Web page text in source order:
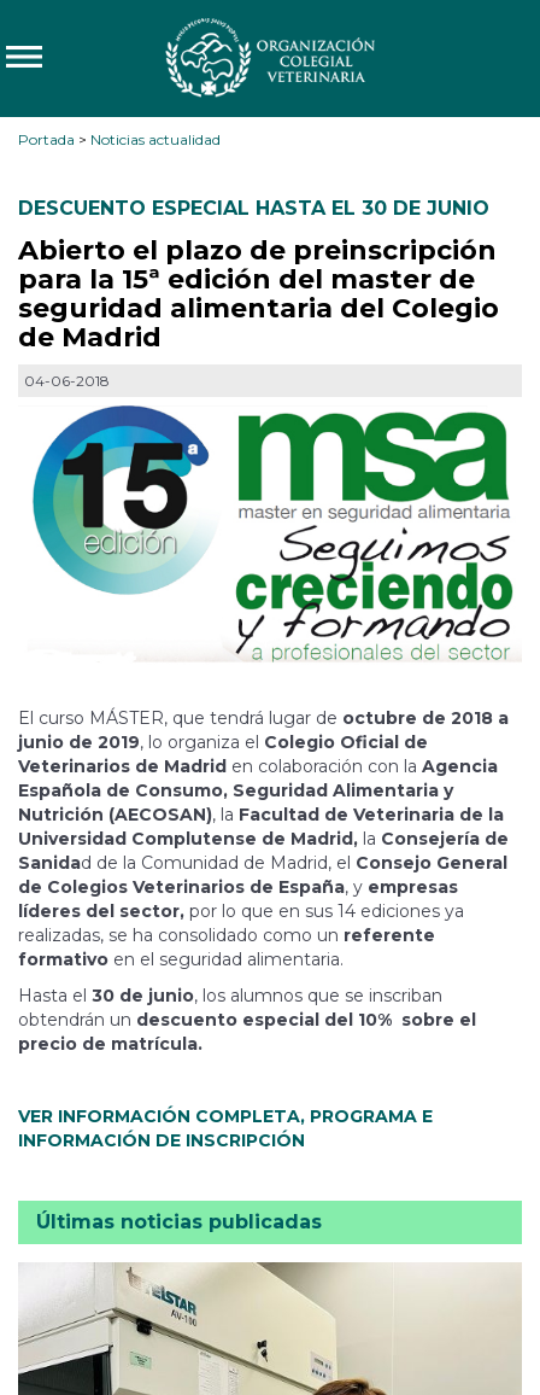
Portada > Noticias actualidad
DESCUENTO ESPECIAL HASTA EL 30 DE JUNIO
Abierto el plazo de preinscripción
para la 15ª edición del master de
seguridad alimentaria del Colegio
de Madrid
04-06-2018
El curso MÁSTER, que tendrá lugar de octubre de 2018 a
junio de 2019, lo organiza el Colegio Oficial de
Veterinarios de Madrid en colaboración con la Agencia
Española de Consumo, Seguridad Alimentaria y
Nutrición (AECOSAN), la Facultad de Veterinaria de la
Universidad Complutense de Madrid, la Consejería de
Sanidad de la Comunidad de Madrid, el Consejo General
de Colegios Veterinarios de España, y empresas
líderes del sector, por lo que en sus 14 ediciones ya
realizadas, se ha consolidado como un referente
formativo en el seguridad alimentaria.
Hasta el 30 de junio, los alumnos que se inscriban
obtendrán un descuento especial del 10% sobre el
precio de matrícula.
VER INFORMACIÓN COMPLETA, PROGRAMA E
INFORMACIÓN DE INSCRIPCIÓN
Últimas noticias publicadas